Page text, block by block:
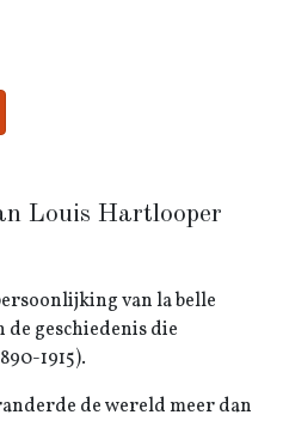
Louis Hartlooper
van la belle
de geschiedenis die
1915).
de wereld meer dan